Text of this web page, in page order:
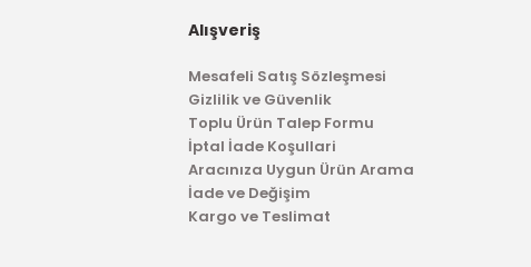
Alışveriş
Mesafeli Satış Sözleşmesi
Gizlilik ve Güvenlik
Toplu Ürün Talep Formu
İptal İade Koşullari
Aracınıza Uygun Ürün Arama
İade ve Değişim
Kargo ve Teslimat